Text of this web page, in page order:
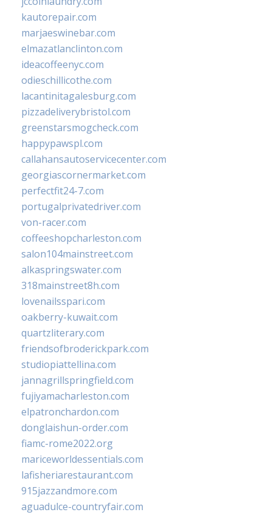
kautorepair.com
marjaeswinebar.com
elmazatlanclinton.com
ideacoffeenyc.com
odieschillicothe.com
lacantinitagalesburg.com
pizzadeliverybristol.com
greenstarsmogcheck.com
happypawspl.com
callahansautoservicecenter.com
georgiascornermarket.com
perfectfit24-7.com
portugalprivatedriver.com
von-racer.com
coffeeshopcharleston.com
salon104mainstreet.com
alkaspringswater.com
318mainstreet8h.com
lovenailsspari.com
oakberry-kuwait.com
quartzliterary.com
friendsofbroderickpark.com
studiopiattellina.com
jannagrillspringfield.com
fujiyamacharleston.com
elpatronchardon.com
donglaishun-order.com
fiamc-rome2022.org
mariceworldessentials.com
lafisheriarestaurant.com
915jazzandmore.com
aguadulce-countryfair.com